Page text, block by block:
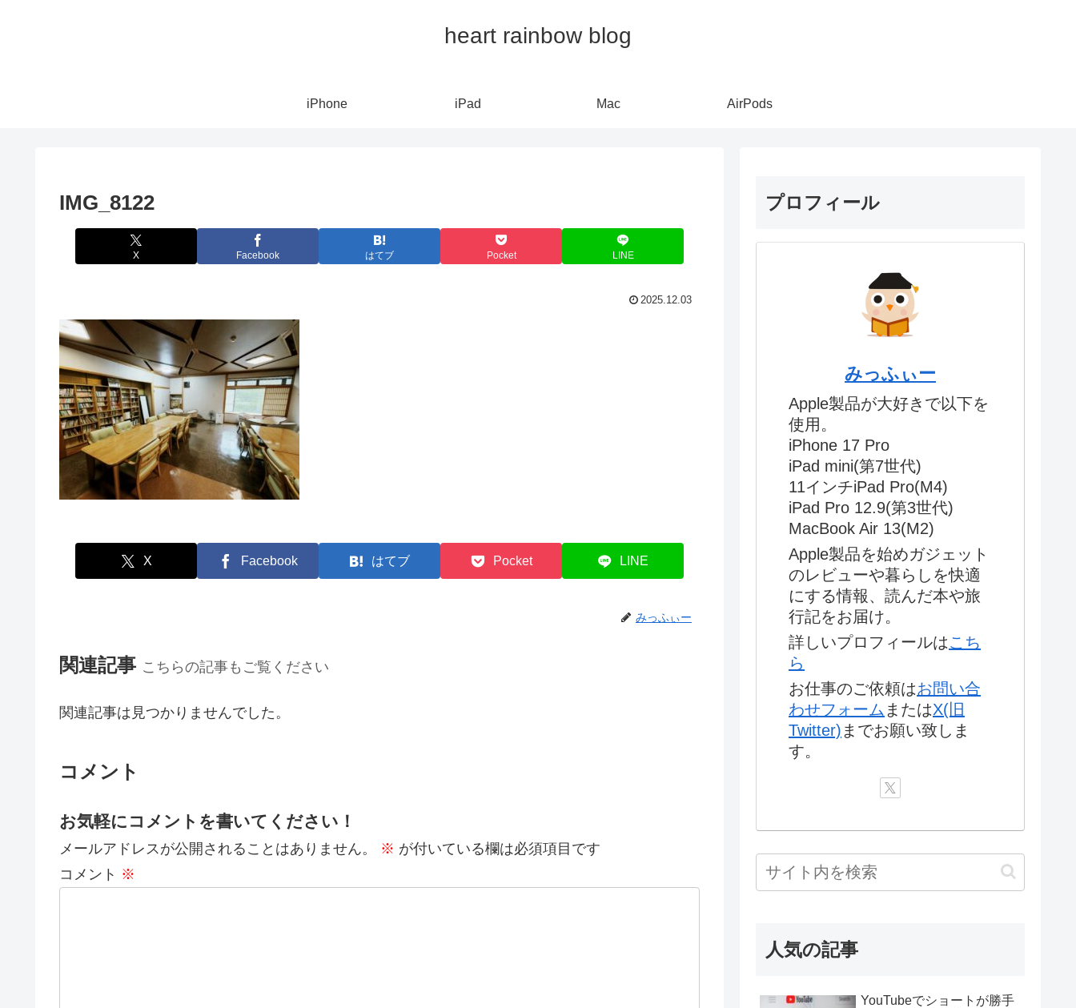
heart rainbow blog
iPhone iPad Mac AirPods
IMG_8122
X Facebook はてブ Pocket LINE
2025.12.03
X Facebook はてブ Pocket LINE
みっふぃー
関連記事 こちらの記事もご覧ください
関連記事は見つかりませんでした。
コメント
お気軽にコメントを書いてください！
メールアドレスが公開されることはありません。 ※ が付いている欄は必須項目です
コメント ※
プロフィール
みっふぃー
Apple製品が大好きで以下を
使用。
iPhone 17 Pro
iPad mini(第7世代)
11インチiPad Pro(M4)
iPad Pro 12.9(第3世代)
MacBook Air 13(M2)
Apple製品を始めガジェット
のレビューや暮らしを快適
にする情報、読んだ本や旅
行記をお届け。
詳しいプロフィールはこち
ら
お仕事のご依頼はお問い合
わせフォーム またはX(旧
Twitter) までお願い致しま
す。
人気の記事
YouTubeでショートが勝手